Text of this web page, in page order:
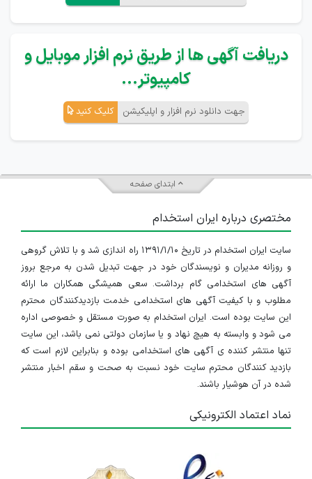
دریافت آگهی ها از طریق نرم افزار موبایل و
کامپیوتر...
جهت دانلود نرم افزار و اپلیکیشن کلیک کنید
ابتدای صفحه
مختصری درباره ایران استخدام
سایت ایران استخدام در تاریخ ۱۳۹۱/۱/۱۰ راه اندازی شد و با تلاش گروهی
و روزانه مدیران و نویسندگان خود در جهت تبدیل شدن به مرجع بروز
آگهی های استخدامی گام برداشت. سعی همیشگی همکاران ما ارائه
مطلوب و با کیفیت آگهی های استخدامی خدمت بازدیدکنندگان محترم
این سایت بوده است. ایران استخدام به صورت مستقل و خصوصی اداره
می شود و وابسته به هیچ نهاد و یا سازمان دولتی نمی باشد، این سایت
تنها منتشر کننده ی آگهی های استخدامی بوده و بنابراین لازم است که
بازدید کنندگان محترم سایت خود نسبت به صحت و سقم اخبار منتشر
شده در آن هوشیار باشند.
نماد اعتماد الکترونیکی